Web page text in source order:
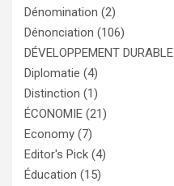
Dénomination (2)
Dénonciation (106)
DÉVELOPPEMENT DURABLE
Diplomatie (4)
Distinction (1)
ÉCONOMIE (21)
Economy (7)
Editor's Pick (4)
Éducation (15)